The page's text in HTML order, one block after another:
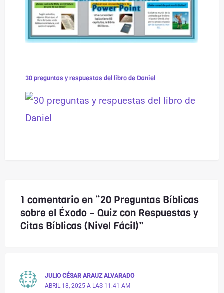
30 preguntas y respuestas del libro de Daniel
1 comentario en “20 Preguntas Bíblicas
sobre el Éxodo – Quiz con Respuestas y
Citas Bíblicas (Nivel Fácil)”
JULIO CÉSAR ARAUZ ALVARADO
ABRIL 18, 2025 A LAS 11:41 AM